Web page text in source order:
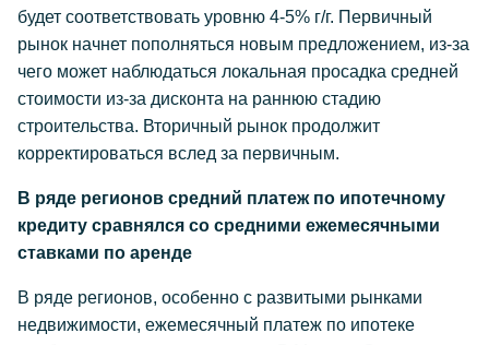
будет соответствовать уровню 4-5% г/г. Первичный
рынок начнет пополняться новым предложением, из-за
чего может наблюдаться локальная просадка средней
стоимости из-за дисконта на раннюю стадию
строительства. Вторичный рынок продолжит
корректироваться вслед за первичным.
В ряде регионов средний платеж по ипотечному
кредиту сравнялся со средними ежемесячными
ставками по аренде
В ряде регионов, особенно с развитыми рынками
недвижимости, ежемесячный платеж по ипотеке